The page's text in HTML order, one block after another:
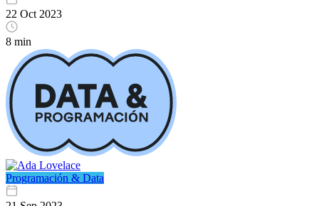
22 Oct 2023
8 min
Programación & Data